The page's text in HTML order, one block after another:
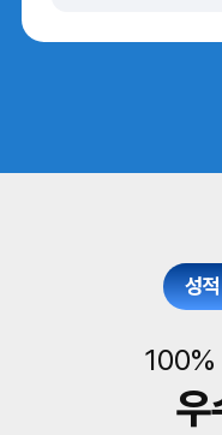
성
100%
우